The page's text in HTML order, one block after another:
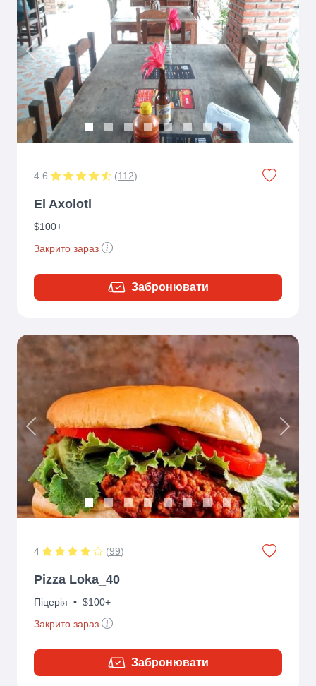
Previous Next
4.6 (112)
El Axolotl
$100+
Закрито зараз
Забронювати
Previous Next
4 (99)
Pizza Loka_40
Піцерія • $100+
Закрито зараз
Забронювати